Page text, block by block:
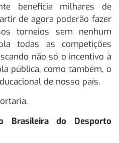
beneficia milhares de
de agora poderão fazer
torneios sem nenhum
todas as competições
não só o incentivo à
pública, como também, o
de nosso país.
Brasileira do Desporto